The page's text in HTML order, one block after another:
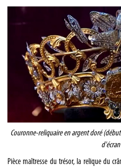
Couronne-reliquaire en argent doré (début
d'écran
Pièce maîtresse du trésor, la relique du